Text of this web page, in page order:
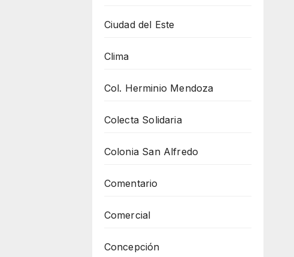
Ciudad del Este
Clima
Col. Herminio Mendoza
Colecta Solidaria
Colonia San Alfredo
Comentario
Comercial
Concepción